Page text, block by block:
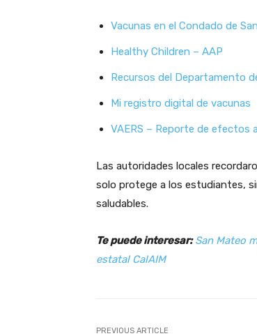
Vacunas en el Condado de
Healthy Children – AAP
Recursos del Departamento
Mi registro digital de vacunas
VAERS – Reporte de efectos
Las autoridades locales
solo protege a los estudiantes,
saludables.
Te puede interesar:San Mateo
estatal CalAIM
PREVIOUS ARTICLE